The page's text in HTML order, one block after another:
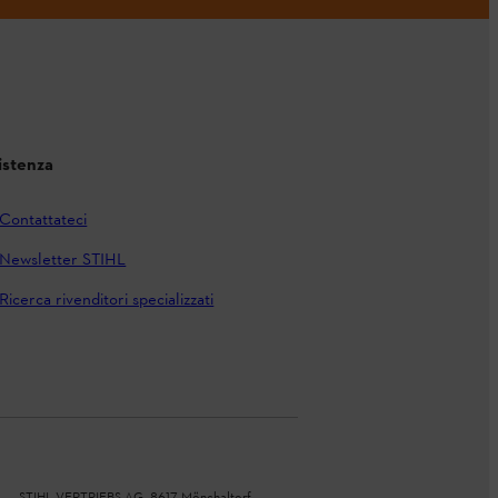
Contattateci
Newsletter STIHL
Ricerca rivenditori specializzati